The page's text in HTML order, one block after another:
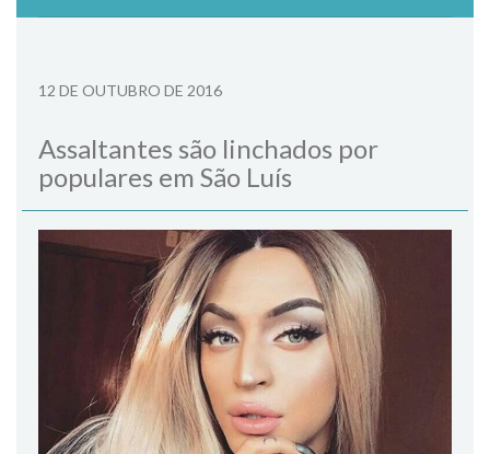
12 DE OUTUBRO DE 2016
Assaltantes são linchados por
populares em São Luís